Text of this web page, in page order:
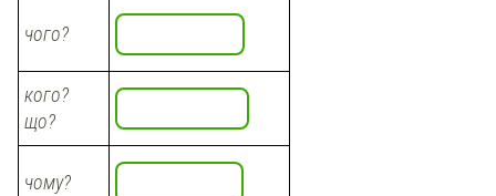
чого?
кого?
що?
чому?